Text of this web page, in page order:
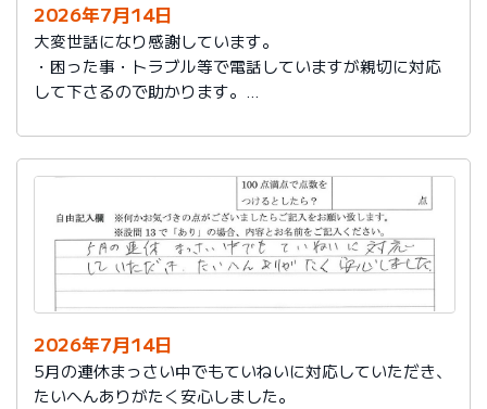
2026年7月14日
大変世話になり感謝しています。
・困った事・トラブル等で電話していますが親切に対応
して下さるので助かります。
にも嫌な顔せず一生懸命して下さり頭が下がります。
・社員さんは、借りている駐車場の場所をメモしておら
れたのにはびっくりしました。（社員さんはよろしくお
伝え下さい）
今後もよろしくお願いします。
2026年7月14日
5月の連休まっさい中でもていねいに対応していただき、
たいへんありがたく安心しました。